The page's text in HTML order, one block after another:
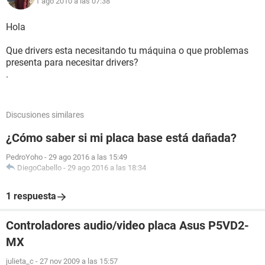
Puerto de comunicación Puerto de impresora (LPT1)
Monitor:
Acelerador 3D SiS 315 Integrated
Multimedia:
Almacenamiento:
Controlador IDE Controladora SiS PCI IDE
Disquetera de 3 1/2 Unidad de disquete
Disco duro SAMSUNG SV6003H (60 GB, 5400 RPM, Ultra-
ATA/100)
Lector óptico HL-DT-ST CD-RW GCE-8320B (32x/10x/40x
Lector óptico TOSHIBA DVD-ROM SD-M1612 (16x/48x DVD-
ROM)
Particiones:
Hola
Que drivers esta necesitando tu máquina o que problemas
presenta para necesitar drivers?
.
Discusiones similares
¿Cómo saber si mi placa base está dañada?
PedroYoho - 29 ago 2016 a las 15:49
DiegoCabello - 29 ago 2016 a las 18:34
1 respuesta
Controladores audio/video placa Asus P5VD2-
MX
julieta_c - 27 nov 2009 a las 15:57